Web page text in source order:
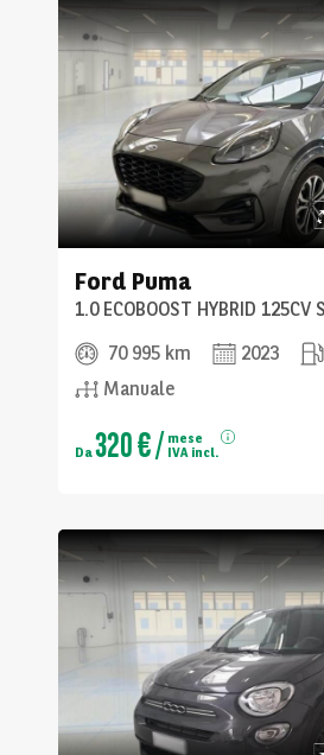
Ford Puma
1.0 ECOBOOST HYBRID 125CV
70 995 km
2023
Manuale
Da320 €/ mese
IVA incl.